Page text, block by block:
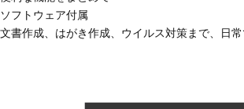
ソフトウェア付属
文書作成、はがき作成、ウイルス対策まで、日